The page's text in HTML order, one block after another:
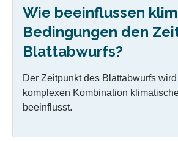
Wie beeinflussen
Bedingungen den
Blattabwurfs?
Der Zeitpunkt des Blattabwurfs
komplexen Kombination
beeinflusst.